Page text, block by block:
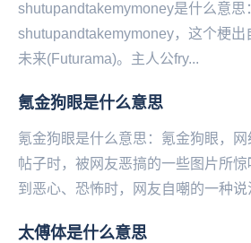
shutupandtakemymoney是什么意思
shutupandtakemymoney，这个‌‌‌‌‌‌‌‌‌梗出
未来(Futurama)。主人公fry...
氪金狗眼是什么意思
氪金狗眼是什么意思：氪金狗眼，
帖子时，被网友恶搞的一些图片所
到恶心、恐怖时，网友自嘲的一种说
太傅体是什么意思